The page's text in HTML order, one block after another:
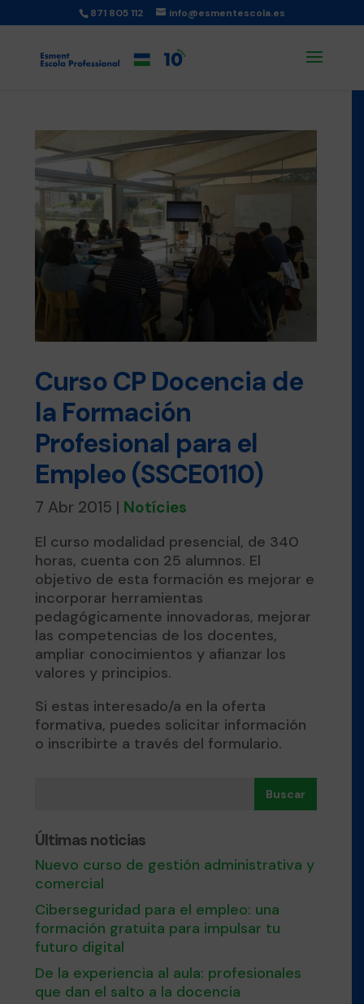
871 805 112 info@esmentescola.es
Curso CP Docencia de
la Formación
Profesional para el
Empleo (SSCE0110)
7 Abr 2015 | Notícies
El curso modalidad presencial, de 340
horas, cuenta con 25 alumnos. El
objetivo de esta formación es mejorar e
incorporar herramientas
pedagógicamente innovadoras, mejorar
las competencias de los docentes,
ampliar conocimientos y afianzar los
valores y principios.
Si estas interesado/a en la oferta
formativa, puedes solicitar información
o inscribirte a través del formulario.
Buscar
Últimas noticias
Nuevo curso de gestión administrativa y
comercial
Ciberseguridad para el empleo: una
formación gratuita para impulsar tu
futuro digital
De la experiencia al aula: profesionales
que dan el salto a la docencia